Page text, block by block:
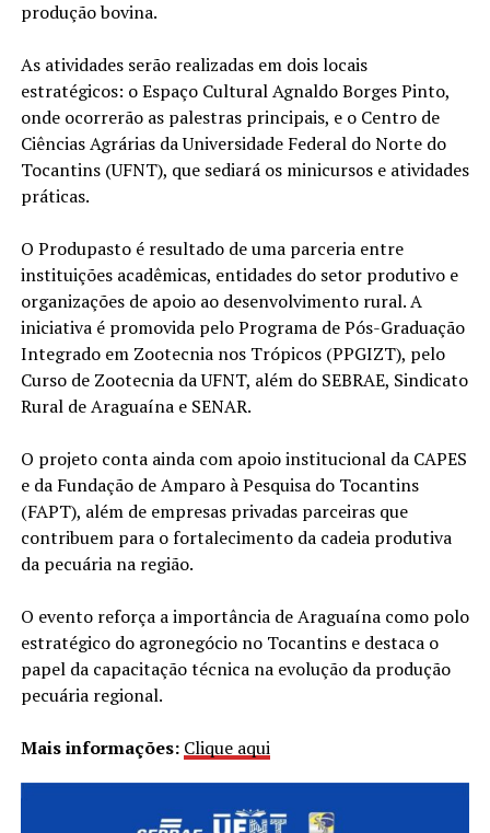
produção bovina.
As atividades serão realizadas em dois locais
estratégicos: o Espaço Cultural Agnaldo Borges Pinto,
onde ocorrerão as palestras principais, e o Centro de
Ciências Agrárias da Universidade Federal do Norte do
Tocantins (UFNT), que sediará os minicursos e atividades
práticas.
O Produpasto é resultado de uma parceria entre
instituições acadêmicas, entidades do setor produtivo e
organizações de apoio ao desenvolvimento rural. A
iniciativa é promovida pelo Programa de Pós-Graduação
Integrado em Zootecnia nos Trópicos (PPGIZT), pelo
Curso de Zootecnia da UFNT, além do SEBRAE, Sindicato
Rural de Araguaína e SENAR.
O projeto conta ainda com apoio institucional da CAPES
e da Fundação de Amparo à Pesquisa do Tocantins
(FAPT), além de empresas privadas parceiras que
contribuem para o fortalecimento da cadeia produtiva
da pecuária na região.
O evento reforça a importância de Araguaína como polo
estratégico do agronegócio no Tocantins e destaca o
papel da capacitação técnica na evolução da produção
pecuária regional.
Mais informações: Clique aqui